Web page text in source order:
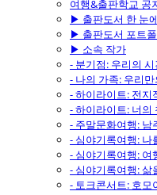
여행&출판학교 공
▶ 출판도서 한 눈
▶ 출판도서 포트
▶ 소속 작가
- 분기점: 우리의 시
- 나의 가족: 우리
- 하이라이트: 전지
- 하이라이트: 너의
- 주말문화여행: 남
- 심야기록여행: 나
- 심야기록여행: 여
- 심야기록여행: 삶
- 토크콘서트: 호모